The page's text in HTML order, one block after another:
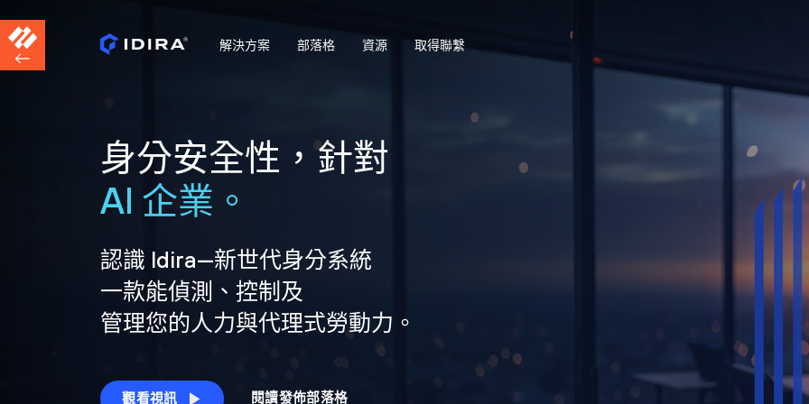
解決方案 部落格 資源 取得聯繫
身分安全性，針對
AI 企業。
認識 Idira—新世代身分系統
一款能偵測、控制及
管理您的人力與代理式勞動力。
觀看視訊 閱讀發佈部落格